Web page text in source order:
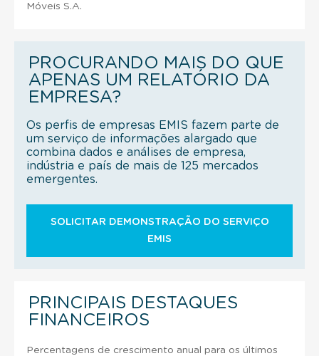
Móveis S.A.
PROCURANDO MAIS DO QUE
APENAS UM RELATÓRIO DA
EMPRESA?
Os perfis de empresas EMIS fazem parte de
um serviço de informações alargado que
combina dados e análises de empresa,
indústria e país de mais de 125 mercados
emergentes.
SOLICITAR DEMONSTRAÇÃO DO SERVIÇO
EMIS
PRINCIPAIS DESTAQUES
FINANCEIROS
Percentagens de crescimento anual para os últimos